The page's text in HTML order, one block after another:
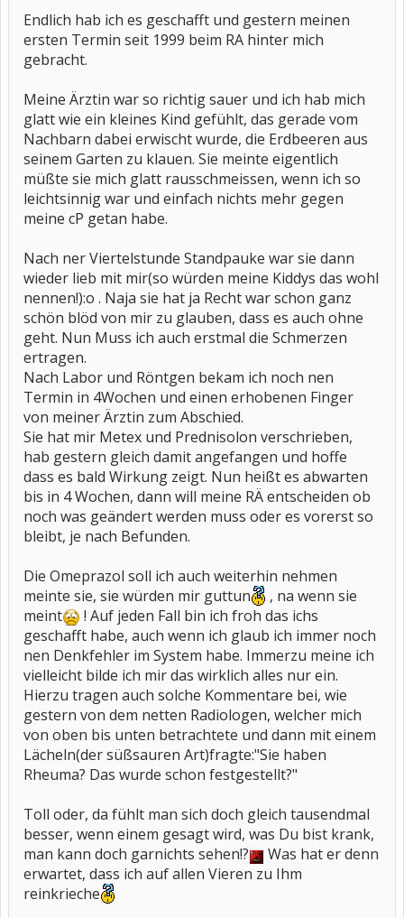
Endlich hab ich es geschafft und gestern meinen
ersten Termin seit 1999 beim RA hinter mich
gebracht.
Meine Ärztin war so richtig sauer und ich hab mich
glatt wie ein kleines Kind gefühlt, das gerade vom
Nachbarn dabei erwischt wurde, die Erdbeeren aus
seinem Garten zu klauen. Sie meinte eigentlich
müßte sie mich glatt rausschmeissen, wenn ich so
leichtsinnig war und einfach nichts mehr gegen
meine cP getan habe.
Nach ner Viertelstunde Standpauke war sie dann
wieder lieb mit mir(so würden meine Kiddys das wohl
nennen!):o . Naja sie hat ja Recht war schon ganz
schön blöd von mir zu glauben, dass es auch ohne
geht. Nun Muss ich auch erstmal die Schmerzen
ertragen.
Nach Labor und Röntgen bekam ich noch nen
Termin in 4Wochen und einen erhobenen Finger
von meiner Ärztin zum Abschied.
Sie hat mir Metex und Prednisolon verschrieben,
hab gestern gleich damit angefangen und hoffe
dass es bald Wirkung zeigt. Nun heißt es abwarten
bis in 4 Wochen, dann will meine RÄ entscheiden ob
noch was geändert werden muss oder es vorerst so
bleibt, je nach Befunden.
Die Omeprazol soll ich auch weiterhin nehmen
meinte sie, sie würden mir guttun
, na wenn sie
meint
! Auf jeden Fall bin ich froh das ichs
geschafft habe, auch wenn ich glaub ich immer noch
nen Denkfehler im System habe. Immerzu meine ich
vielleicht bilde ich mir das wirklich alles nur ein.
Hierzu tragen auch solche Kommentare bei, wie
gestern von dem netten Radiologen, welcher mich
von oben bis unten betrachtete und dann mit einem
Lächeln(der süßsauren Art)fragte:"Sie haben
Rheuma? Das wurde schon festgestellt?"
Toll oder, da fühlt man sich doch gleich tausendmal
besser, wenn einem gesagt wird, was Du bist krank,
man kann doch garnichts sehen!?
Was hat er denn
erwartet, dass ich auf allen Vieren zu Ihm
reinkrieche